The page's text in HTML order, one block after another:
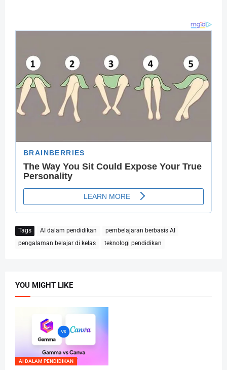
Tags AI dalam pendidikan
pembelajaran berbasis AI
pengalaman belajar di kelas
teknologi pendidikan
YOU MIGHT LIKE
AI DALAM PENDIDIKAN